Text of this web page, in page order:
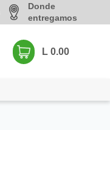
Donde
entregamos
L 0.00